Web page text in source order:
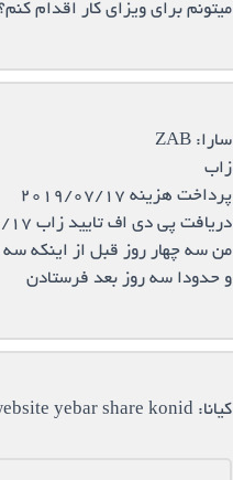
میتونم برای ویزای کار اقدام
سارا: ZAB
زاب
پرداخت هزینه 2019/07/17
دریافت پی دی اف تایید زاب 2019/10/17
من سه چهار روز قبل از اینکه
و حدودا سه روز بعد فرستادن
کیانا: website yebar share konid